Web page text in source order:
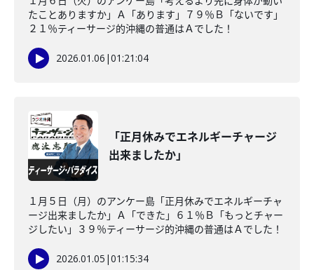
たことありますか」Ａ「あります」７９％Ｂ「ないです」
２１％ティーサージ的沖縄の普通はＡでした！
2026.01.06 |01:21:04
「正月休みでエネルギーチャージ
出来ましたか」
１月５日（月）のアンケー島「正月休みでエネルギーチャ
ージ出来ましたか」Ａ「できた」６１％Ｂ「もっとチャー
ジしたい」３９％ティーサージ的沖縄の普通はＡでした！
2026.01.05 |01:15:34